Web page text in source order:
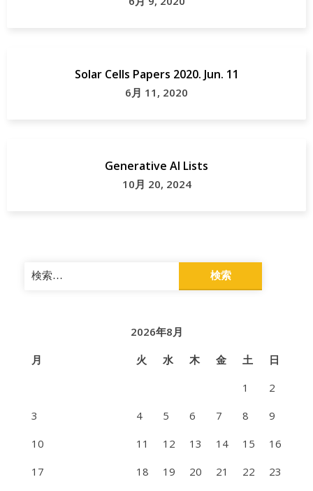
Solar Cells Papers 2020. Jun. 11
6月 11, 2020
Generative AI Lists
10月 20, 2024
検
索:
2026年8月
月
火 水 木 金 土
日
1
2
3
4 5 6 7 8
9
10
11 12 13 14 15
16
17
18 19 20 21 22
23